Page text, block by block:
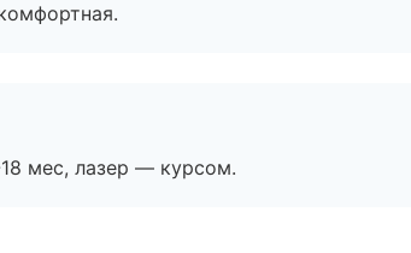
мес, лазер — курсом.